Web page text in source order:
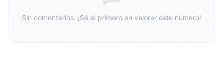
Sin comentarios. ¡Sé el primero en valorar este número!